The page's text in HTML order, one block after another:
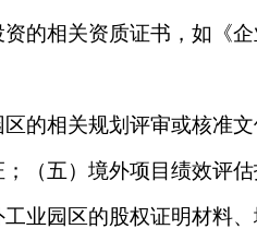
资的相关资质证书，如《
区的相关规划评审或核准
（五）境外项目绩效评
工业园区的股权证明材料